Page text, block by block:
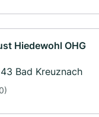
Hiedewohl OHG
Bad Kreuznach